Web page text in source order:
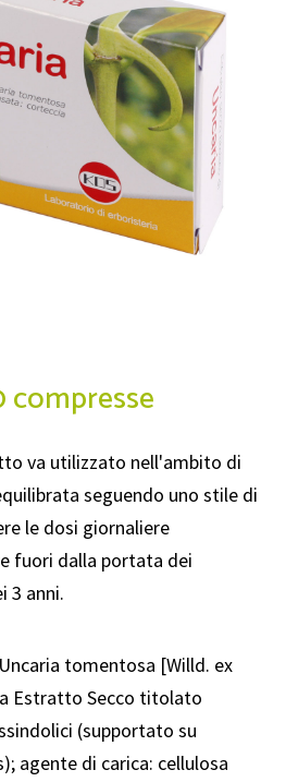
compresse
va utilizzato nell'ambito di
seguendo uno stile di
le dosi giornaliere
fuori dalla portata dei
3 anni.
tomentosa [Willd. ex
Estratto Secco titolato
(supportato su
agente di carica: cellulosa